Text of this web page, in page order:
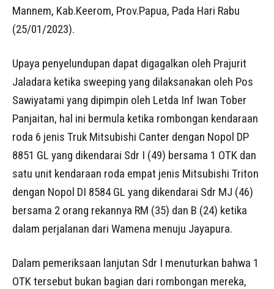
Mannem, Kab.Keerom, Prov.Papua, Pada Hari Rabu
(25/01/2023).
Upaya penyelundupan dapat digagalkan oleh Prajurit
Jaladara ketika sweeping yang dilaksanakan oleh Pos
Sawiyatami yang dipimpin oleh Letda Inf Iwan Tober
Panjaitan, hal ini bermula ketika rombongan kendaraan
roda 6 jenis Truk Mitsubishi Canter dengan Nopol DP
8851 GL yang dikendarai Sdr I (49) bersama 1 OTK dan
satu unit kendaraan roda empat jenis Mitsubishi Triton
dengan Nopol DI 8584 GL yang dikendarai Sdr MJ (46)
bersama 2 orang rekannya RM (35) dan B (24) ketika
dalam perjalanan dari Wamena menuju Jayapura.
Dalam pemeriksaan lanjutan Sdr I menuturkan bahwa 1
OTK tersebut bukan bagian dari rombongan mereka,